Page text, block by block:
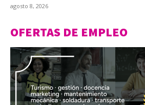
agosto 8, 2026
OFERTAS DE EMPLEO